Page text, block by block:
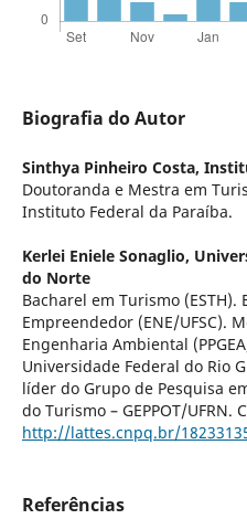
Biografia do Autor
Sinthya Pinheiro Costa,
Doutoranda e Mestra em
Instituto Federal da Paraíba.
Kerlei Eniele Sonaglio,
do Norte
Bacharel em Turismo
Empreendedor (ENE/UFSC).
Engenharia Ambiental
Universidade Federal do Rio
líder do Grupo de Pesquisa
do Turismo – GEPPOT/UFRN.
http://lattes.cnpq.br/
Referências